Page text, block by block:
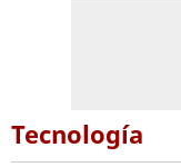
Tecnología